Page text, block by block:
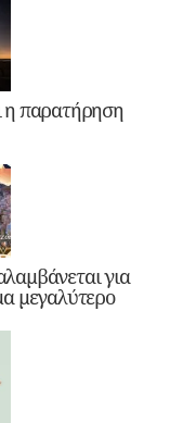
η παρατήρηση
για
μεγαλύτερο